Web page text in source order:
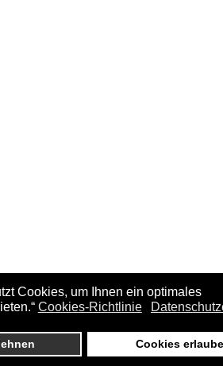
Cookies, um Ihnen ein optimales
Cookies-Richtlinie
Cookies